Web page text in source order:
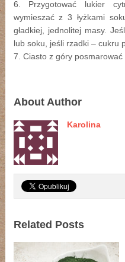
6. Przygotować lukier
wymieszać z 3 łyżkami
gładkiej, jednolitej masy.
lub soku, jeśli rzadki – cukru
7. Ciasto z góry posmarować
About Author
Karolina
Related Posts